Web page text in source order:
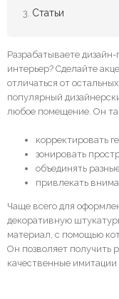
Разрабатываете
интерьер? Сделайте
отличаться от
популярный
любое помещение. Он
корректировать
зонировать
объединять
привлекать
Чаще всего для
декоративную
материал, с помощью
Он позволяет получить
качественные
Статьи